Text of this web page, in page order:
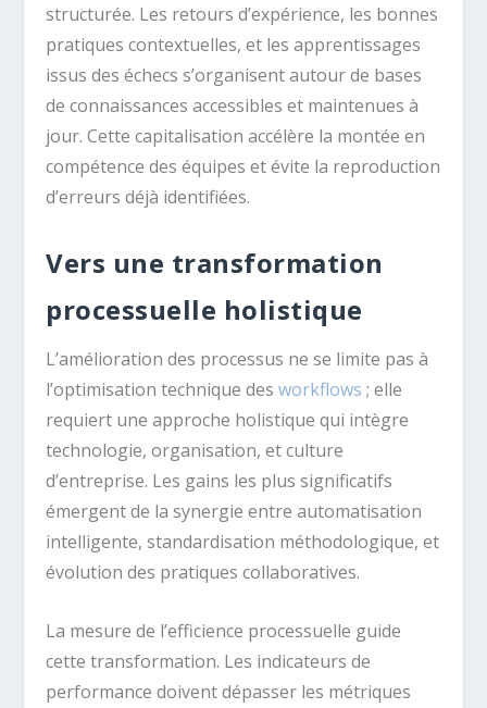
structurée. Les retours d’expérience, les bonnes
pratiques contextuelles, et les apprentissages
issus des échecs s’organisent autour de bases
de connaissances accessibles et maintenues à
jour. Cette capitalisation accélère la montée en
compétence des équipes et évite la reproduction
d’erreurs déjà identifiées.
Vers une transformation
processuelle holistique
L’amélioration des processus ne se limite pas à
l’optimisation technique desworkflows ; elle
requiert une approche holistique qui intègre
technologie, organisation, et culture
d’entreprise. Les gains les plus significatifs
émergent de la synergie entre automatisation
intelligente, standardisation méthodologique, et
évolution des pratiques collaboratives.
La mesure de l’efficience processuelle guide
cette transformation. Les indicateurs de
performance doivent dépasser les métriques